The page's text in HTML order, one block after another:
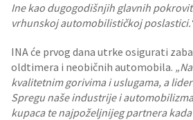
Ine kao dugogodišnjih glavnih
vrhunskoj automobilističkoj
INA će prvog dana utrke osigurati
oldtimera i neobičnih automobila.
kvalitetnim gorivima i uslugama, a
Spregu naše industrije i
kupaca te najpoželjnijeg partnera